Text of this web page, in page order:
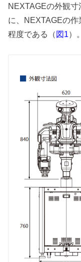
NEXTAGEの外観
に、NEXTAGEの
程度である（ 図1）